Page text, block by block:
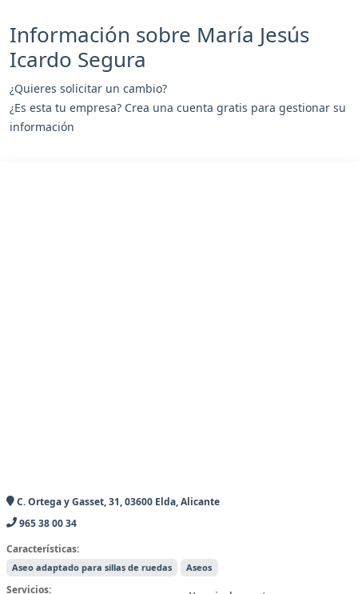
Información sobre María Jesús
Icardo Segura
¿Quieres solicitar un cambio?
¿Es esta tu empresa? Crea una cuenta gratis para gestionar su
información
C. Ortega y Gasset, 31, 03600 Elda, Alicante
965 38 00 34
Características:
Aseo adaptado para sillas de ruedas Aseos
Servicios: